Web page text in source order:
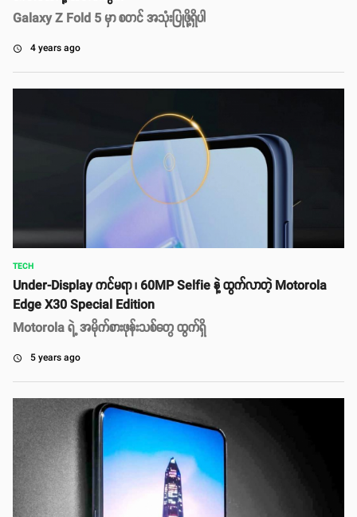
Galaxy Z Fold 5 မှာ စတင် အသုံးပြုဖို့ရှိပါ
access_time 4 years ago
TECH
Under-Display ကင်မရာ ၊ 60MP Selfie နဲ့ ထွက်လာတဲ့ Motorola
Edge X30 Special Edition
Motorola ရဲ့ အမိုက်စားဖုန်းသစ်တွေ ထွက်ရှိ
access_time 5 years ago